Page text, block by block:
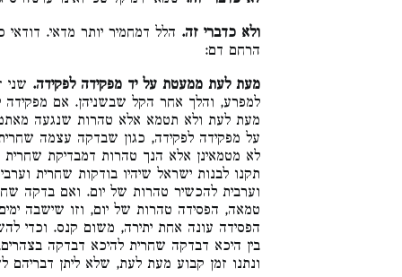
ולא כדברי זה. הלל דמחמיר יותר מדאי. דודאי
הרחם דם:
מעת לעת ממעטת על יד מפקידה לפקידה. שני
למפרע, והלך אחר הקל שבשניהן. אם
מעת לעת ולא תטמא אלא טהרות שנגעה
על מפקידה לפקידה, כגון שבדקה עצמה
לא מטמאינן אלא הנך טהרות דמבדיקת שחרית
תקנו לבנות ישראל שיהיו בודקות שחרית
וערבית להכשיר טהרות של יום. ואם בדקה
טמאה, הפסידה טהרות של יום, וזו שישבה
הפסידה עונה אחת יתירה, משום קנס. וכדי
בין היכא דבדקה שחרית להיכא דבדקה
ונתנו זמן קבוע מעת לעת, שלא ליתן דבריהם